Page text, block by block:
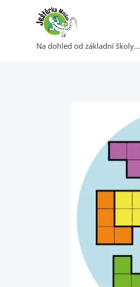
Na dohled od základní školy...